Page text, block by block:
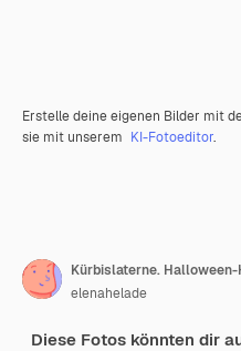
Erstelle deine eigenen Bilder mit
sie mit unserem KI-Fotoeditor.
Kürbislaterne.
elenahelade
Diese Fotos könnten dir